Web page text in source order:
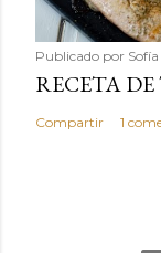
Publicado por
RECETA
Compartir 1